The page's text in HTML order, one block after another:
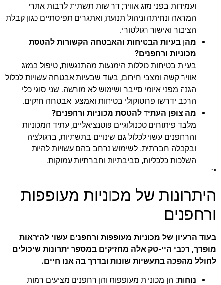
ועמידות בפני מזג אוויר; דרישות תשתית לרבות אתרי
המראה ונחיתה וניהול תנועה; ואתגרים תפיסתיים כגון קבלת
הציבור ואישור רגולטורי.
מהן בעיות הבטיחות והאבטחה הקשורות להטסת
מכוניות ורחפנים?
בעיות בטיחות כוללות הימנעות מהתנגשות, טיפול במזג
אוויר קשה ומצבי חירום, בעוד שבעיות אבטחה עשויות לכלול
הגנה מפני איומי סייבר ושימוש לא מורשה. שני סוגי כלי
הרכב ידרשו פרוטוקולי בטיחות ואמצעי אבטחה חזקים.
מה צופן העתיד להטסת מכוניות ורחפנים?
מלבד פיתוחים טכנולוגיים פוטנציאליים, עתיד המכוניות
והרחפנים עשוי לכלול גם שינויים בתשתיות, ברגולציה
ובקבלה חברתית. לשימוש נרחב בהם עשויות להיות
השלכות כלכליות, סביבתיות וחברתיות עמוקות.
"`
היתרונות של מכוניות מעופפות
ורחפנים
בעוד הרעיון של מכוניות מעופפות ורחפנים עשוי להיראות
מופרך, רכבי היי-טק אלה מחזיקים במספר יתרונות שיכולים
לחולל מהפכה בתעשיות שונות ובדרך בה אנו חיים.
נוחות: הן מכוניות מעופפות והן רחפנים מציעים רמות